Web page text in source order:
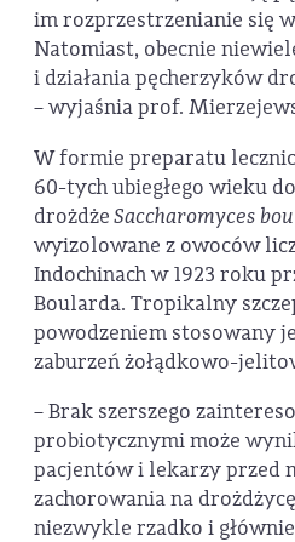
im rozprzestrzenianie się
Natomiast, obecnie
i działania pęcherzyków
– wyjaśnia prof.
W formie preparatu
60-tych ubiegłego wieku
drożdżeSaccharomyces
wyizolowane z owoców
Indochinach w 1923 roku
Boularda. Tropikalny
powodzeniem stosowany
zaburzeń żołądkowo-
– Brak szerszego
probiotycznymi może
pacjentów i lekarzy przed
zachorowania na
niezwykle rzadko i